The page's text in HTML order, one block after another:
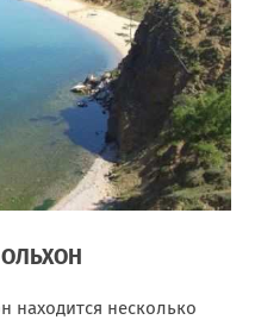
находится несколько